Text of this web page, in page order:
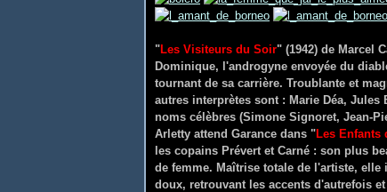
"Les Visiteurs du Soir" (1942) de Marcel
Dominique, l'androgyne envoyée du
tournant de sa carrière. Troublante et
autres interprètes sont : Marie Déa,
noms célèbres (Simone Signoret, Jean-
Arletty attend Garance dans "Les Enfants
les copains Prévert et Carné : son plus
de femme. Maîtrise totale de l'artiste,
doux, retrouvant les accents d'autrefois